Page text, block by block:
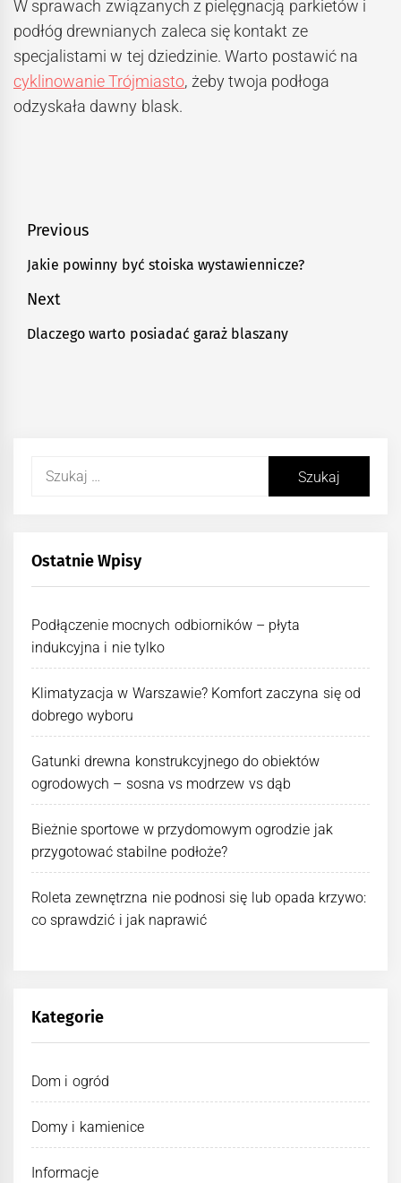
W sprawach związanych z pielęgnacją parkietów i
podłóg drewnianych zaleca się kontakt ze
specjalistami w tej dziedzinie. Warto postawić na
cyklinowanie Trójmiasto, żeby twoja podłoga
odzyskała dawny blask.
Nawigacja
wpisu
Previous
Previous
Jakie powinny być stoiska wystawiennicze?
Next
Next
Dlaczego warto posiadać garaż blaszany
Szukaj:
Ostatnie Wpisy
Podłączenie mocnych odbiorników – płyta
indukcyjna i nie tylko
Klimatyzacja w Warszawie? Komfort zaczyna się od
dobrego wyboru
Gatunki drewna konstrukcyjnego do obiektów
ogrodowych – sosna vs modrzew vs dąb
Bieżnie sportowe w przydomowym ogrodzie jak
przygotować stabilne podłoże?
Roleta zewnętrzna nie podnosi się lub opada krzywo:
co sprawdzić i jak naprawić
Kategorie
Dom i ogród
Domy i kamienice
Informacje